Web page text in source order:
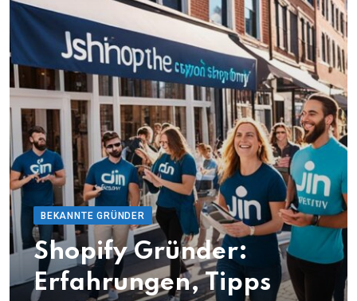
BEKANNTE GRÜNDER
Shopify Gründer:
Erfahrungen, Tipps